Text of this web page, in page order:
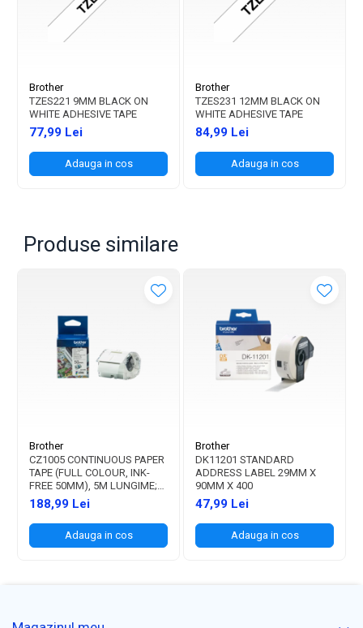
Brother
TZES221 9MM BLACK ON
WHITE ADHESIVE TAPE
77,99 Lei
Adauga in cos
Brother
TZES231 12MM BLACK ON
WHITE ADHESIVE TAPE
84,99 Lei
Adauga in cos
Produse similare
Brother
CZ1005 CONTINUOUS PAPER
TAPE (FULL COLOUR, INK-
FREE 50MM), 5M LUNGIME;
PT. VC-500W
188,99 Lei
Adauga in cos
Brother
DK11201 STANDARD
ADDRESS LABEL 29MM X
90MM X 400
47,99 Lei
Adauga in cos